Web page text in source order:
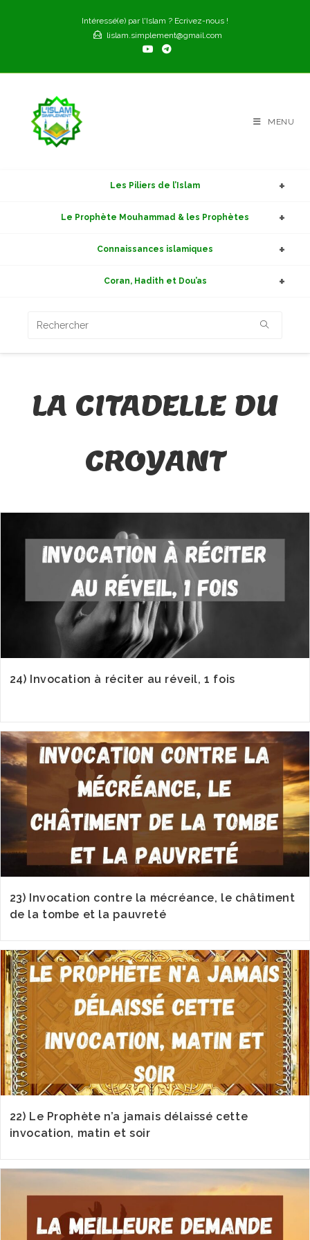
Intéressé(e) par l'Islam ? Ecrivez-nous !
lislam.simplement@gmail.com
MENU
Les Piliers de l’Islam
Le Prophète Mouhammad & les Prophètes
Connaissances islamiques
Coran, Hadith et Dou’as
LA CITADELLE DU
CROYANT
24) Invocation à réciter au réveil, 1 fois
23) Invocation contre la mécréance, le châtiment
de la tombe et la pauvreté
22) Le Prophète n’a jamais délaissé cette
invocation, matin et soir